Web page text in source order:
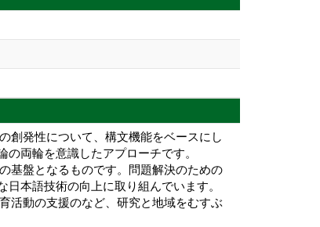
創発性について、構文機能をベースにし
両輪を意識したアプローチです。
基盤となるものです。問題解決のための
本語技術の向上に取り組んでいます。
活動の支援のなど、研究と地域をむすぶ